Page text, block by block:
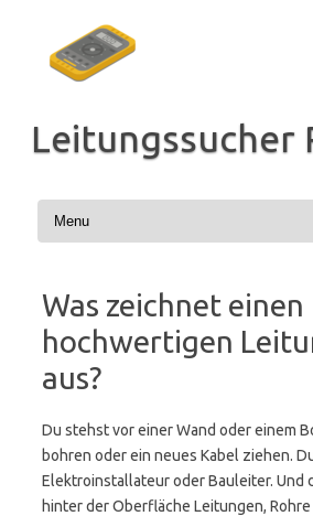
springen
Leitungssucher
Was zeichnet einen
hochwertigen
aus?
Du stehst vor einer Wand oder einem
bohren oder ein neues Kabel ziehen.
Elektroinstallateur oder Bauleiter. Und
hinter der Oberfläche Leitungen,